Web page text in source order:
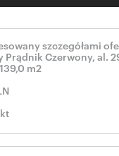
woda/ryczałt na